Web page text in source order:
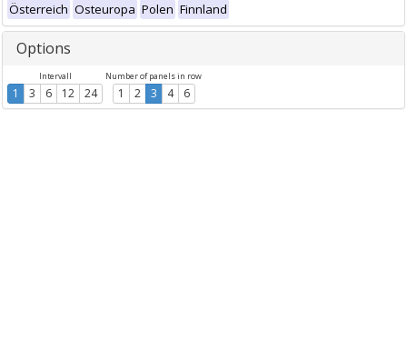
Österreich Osteuropa Polen Finnland
Options
Intervall
1 3 6 12 24
Number of panels in row
1 2 3 4 6